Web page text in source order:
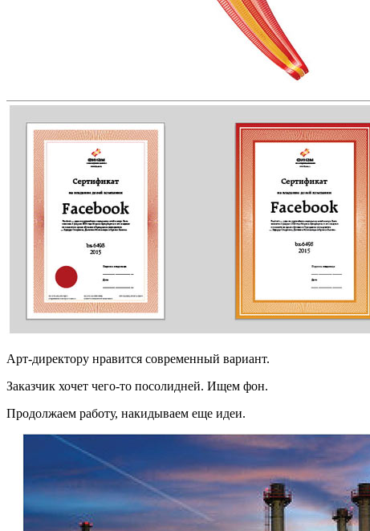
Арт-директору нравится современный вариант.
Заказчик хочет чего-то посолидней. Ищем фон.
Продолжаем работу, накидываем еще идеи.